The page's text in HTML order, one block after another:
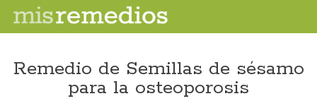
Remedio de Semillas de sésamo
para la osteoporosis